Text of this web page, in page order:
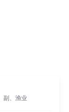
副、渔业